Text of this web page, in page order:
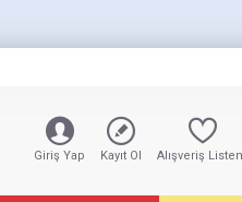
Giriş Yap Kayıt Ol Alışveriş